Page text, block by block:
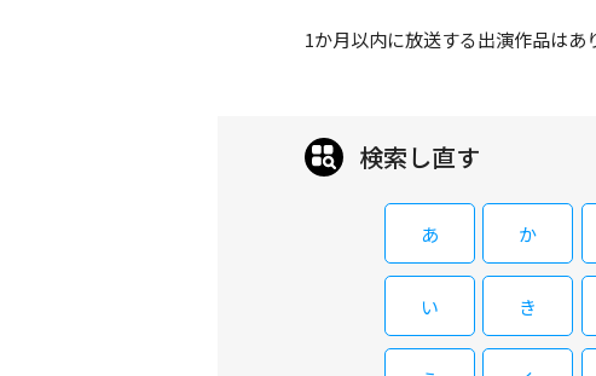
1か月以内に放送する出演作品はあ
検索し直す
あ
い
か
き